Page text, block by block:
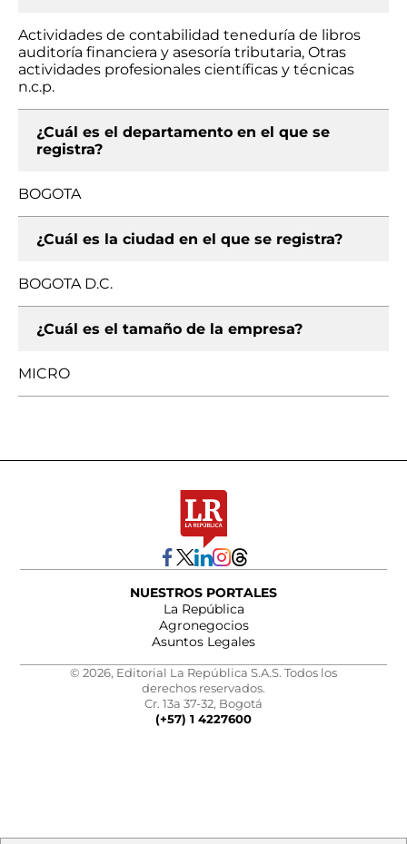
Actividades de contabilidad teneduría de libros
auditoría financiera y asesoría tributaria, Otras
actividades profesionales científicas y técnicas
n.c.p.
¿Cuál es el departamento en el que se
registra?
BOGOTA
¿Cuál es la ciudad en el que se registra?
BOGOTA D.C.
¿Cuál es el tamaño de la empresa?
MICRO
NUESTROS PORTALES
La República
Agronegocios
Asuntos Legales
© 2026, Editorial La República S.A.S. Todos los
derechos reservados.
Cr. 13a 37-32, Bogotá
(+57) 1 4227600